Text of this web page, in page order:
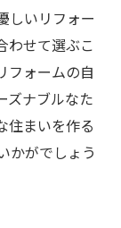
しいリフォー
わせて選ぶこ
フォームの自
ズナブルなた
住まいを作る
かがでしょう